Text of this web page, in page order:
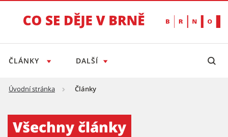
ČLÁNKY DALŠÍ
Úvodní stránka Články
Všechny články